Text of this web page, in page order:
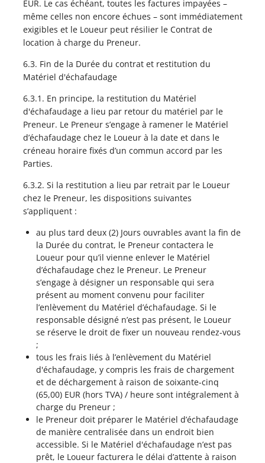
EUR. Le cas échéant, toutes les factures impayées –
même celles non encore échues – sont immédiatement
exigibles et le Loueur peut résilier le Contrat de
location à charge du Preneur.
6.3. Fin de la Durée du contrat et restitution du
Matériel d'échafaudage
6.3.1. En principe, la restitution du Matériel
d'échafaudage a lieu par retour du matériel par le
Preneur. Le Preneur s’engage à ramener le Matériel
d’échafaudage chez le Loueur à la date et dans le
créneau horaire fixés d’un commun accord par les
Parties.
6.3.2. Si la restitution a lieu par retrait par le Loueur
chez le Preneur, les dispositions suivantes
s’appliquent :
au plus tard deux (2) Jours ouvrables avant la fin de
la Durée du contrat, le Preneur contactera le
Loueur pour qu’il vienne enlever le Matériel
d’échafaudage chez le Preneur. Le Preneur
s’engage à désigner un responsable qui sera
présent au moment convenu pour faciliter
l’enlèvement du Matériel d’échafaudage. Si le
responsable désigné n’est pas présent, le Loueur
se réserve le droit de fixer un nouveau rendez-vous
;
tous les frais liés à l’enlèvement du Matériel
d'échafaudage, y compris les frais de chargement
et de déchargement à raison de soixante-cinq
(65,00) EUR (hors TVA) / heure sont intégralement à
charge du Preneur ;
le Preneur doit préparer le Matériel d’échafaudage
de manière centralisée dans un endroit bien
accessible. Si le Matériel d'échafaudage n’est pas
prêt, le Loueur facturera le délai d’attente à raison